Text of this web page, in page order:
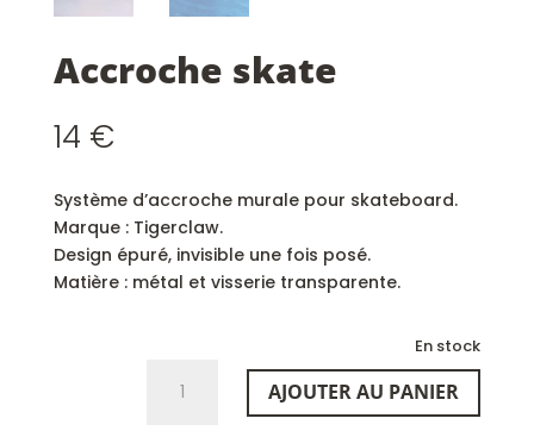
Accroche skate
14 €
Système d’accroche murale pour skateboard.
Marque : Tigerclaw.
Design épuré, invisible une fois posé.
Matière : métal et visserie transparente.
En stock
AJOUTER AU PANIER